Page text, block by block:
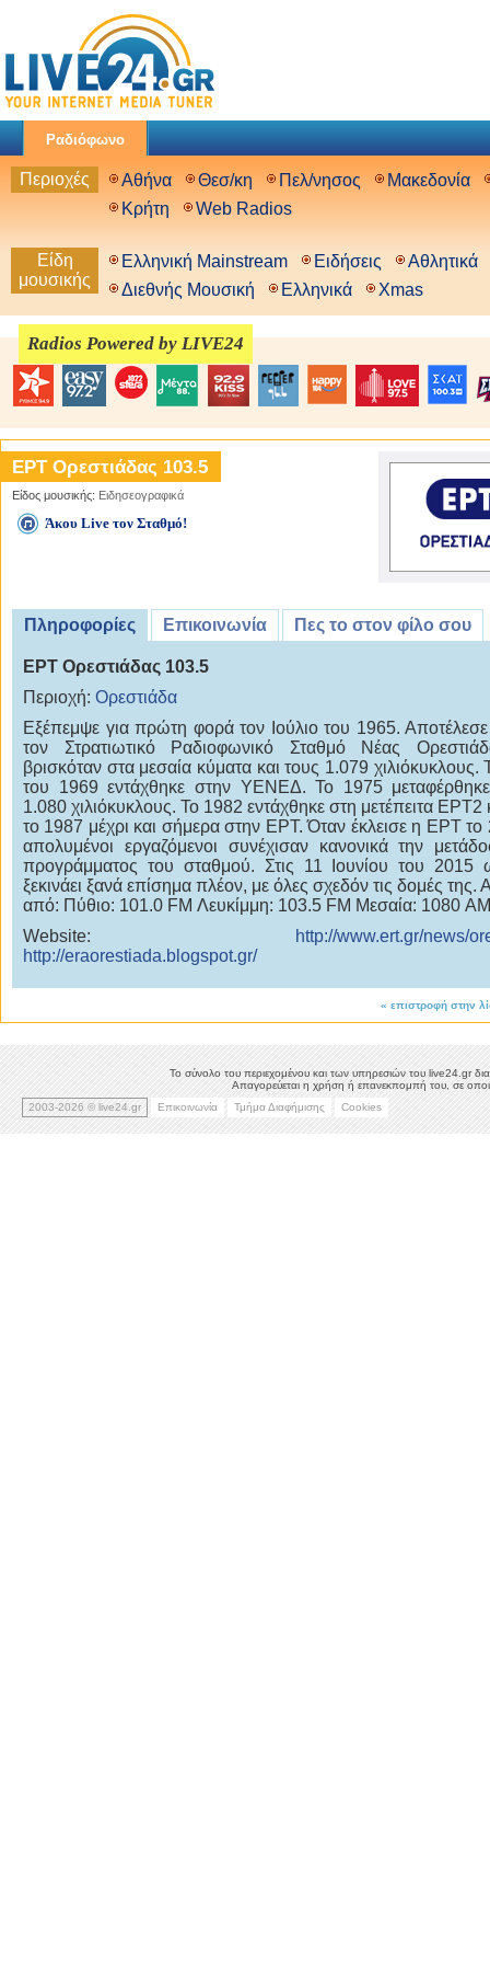
Ραδιόφωνο
Περιοχές Αθήνα Θεσ/κη Πελ/νησος
Μακεδονία
Κρήτη
Web Radios
Είδη
μουσικής
Ελληνική Mainstream Ειδήσεις
Αθλητικά
Διεθνής Μουσική
Ελληνικά Xmas
Radios Powered by LIVE24
ΕΡΤ Ορεστιάδας 103.5
Είδος μουσικής: Ειδησεογραφικά
Άκου Live τον Σταθμό!
Πληροφορίες Επικοινωνία Πες το στον φίλο σου
ΕΡΤ Ορεστιάδας 103.5
Περιοχή: Ορεστιάδα
Εξέπεμψε για πρώτη φορά τον Ιούλιο του 1965. Αποτέλεσε
τον Στρατιωτικό Ραδιοφωνικό Σταθμό Νέας
βρισκόταν στα μεσαία κύματα και τους 1.079 χιλιόκυκλους.
του 1969 εντάχθηκε στην ΥΕΝΕΔ. Το 1975
1.080 χιλιόκυκλους. Το 1982 εντάχθηκε στη μετέπειτα ΕΡΤ2
το 1987 μέχρι και σήμερα στην ΕΡΤ. Όταν έκλεισε η ΕΡΤ το
απολυμένοι εργαζόμενοι συνέχισαν κανονικά την
προγράμματος του σταθμού. Στις 11 Ιουνίου του 2015
ξεκινάει ξανά επίσημα πλέον, με όλες σχεδόν τις δομές της.
από: Πύθιο: 101.0 FM Λευκίμμη: 103.5 FM Μεσαία: 1080
Website:
http://www.ert.gr/news/
http://eraorestiada.blogspot.gr/
« επιστροφή στην
Το σύνολο του περιεχομένου και των υπηρεσιών του live24.gr
Απαγορεύεται η χρήση ή επανεκπομπή του, σε
2003-2026 © live24.gr
Επικοινωνία Τμήμα Διαφήμισης Cookies